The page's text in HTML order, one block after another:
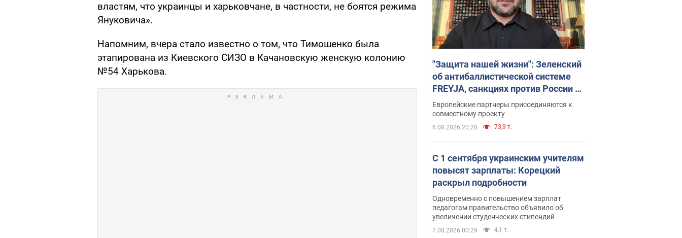
властям, что украинцы и харьковчане, в частности, не боятся режима
Януковича».
Напомним, вчера стало известно о том, что Тимошенко была
этапирована из Киевского СИЗО в Качановскую женскую колонию
№54 Харькова.
"Защита нашей жизни": Зеленский
об антибаллистической системе
FREYJA, санкциях против России и
поддержке аграриев. Видео
Европейские партнеры присоединяются к
совместному проекту
6.08.2026 20:20 73,9 т.
С 1 сентября украинским учителям
повысят зарплаты: Корецкий
раскрыл подробности
Одновременно с повышением зарплат
педагогам правительство объявило об
увеличении студенческих стипендий
7.08.2026 00:29 4,1 т.